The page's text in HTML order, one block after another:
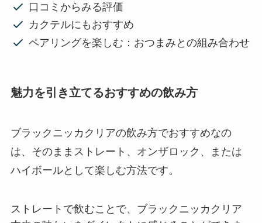
口コミからみる評価
カクテルにもおすすめ
ペアリングを楽しむ：おつまみとの組み合わせ
魅力を引き立てるおすすめの飲み方
ブラックニッカクリアの飲み方でおすすめなの
は、そのままストレート、オンザロック、または
ハイボールとして楽しむ方法です。
ストレートで飲むことで、ブラックニッカクリア